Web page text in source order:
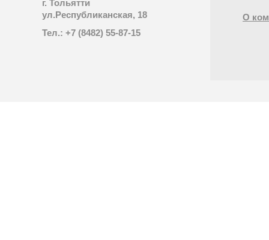
г. Тольятти
ул.Республиканская, 18
Тел.: +7 (8482) 55-87-15
О